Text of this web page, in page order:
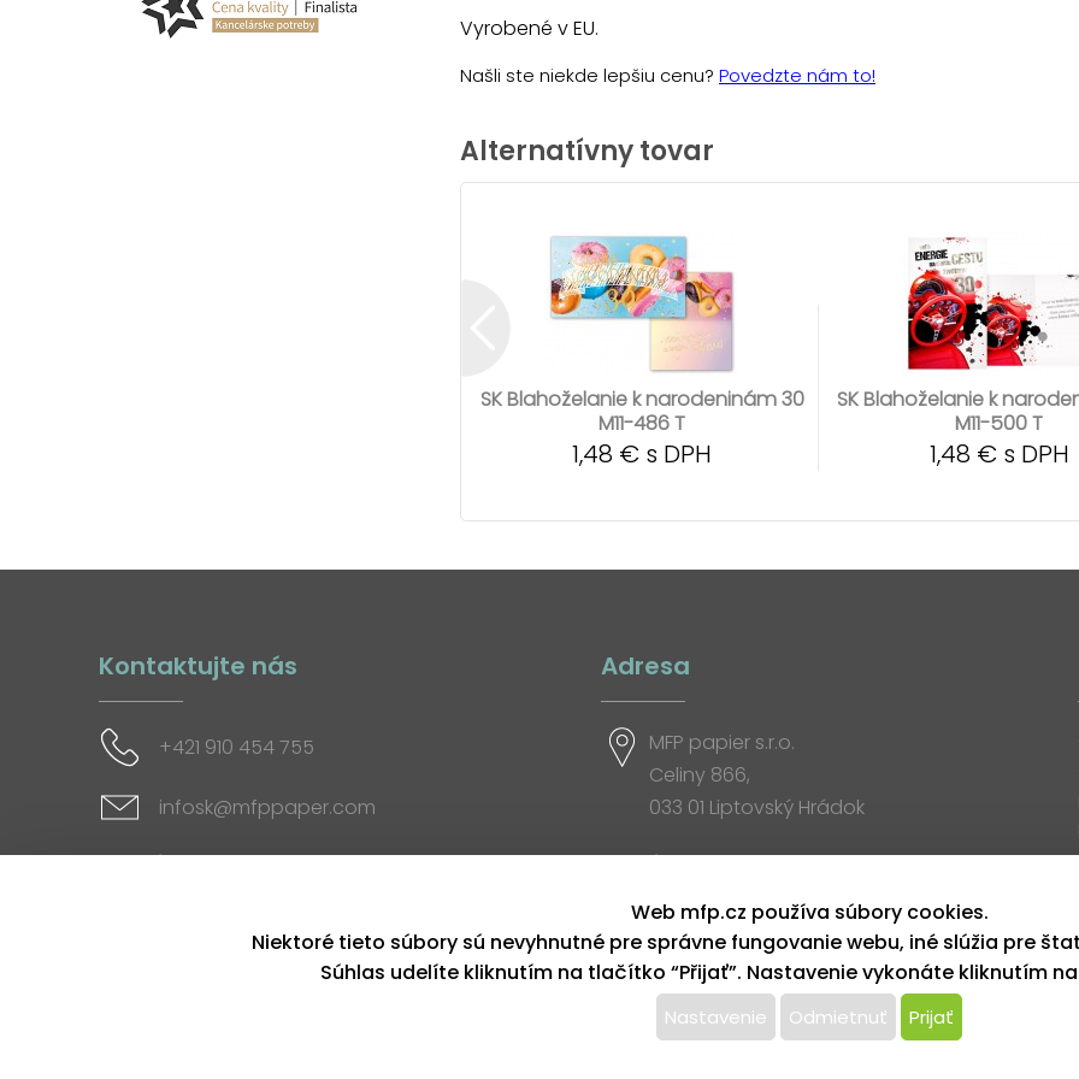
Vyrobené v EU.
Našli ste niekde lepšiu cenu? Povedzte nám to!
Alternatívny tovar
SK Blahoželanie k narodeninám 30
M11-486 T
1,48 € s DPH
SK Blahoželanie k
M11-500 T
1,48 € s DPH
Kontaktujte nás
+421 910 454 755
infosk@mfppaper.com
Sociálne siete
Adresa
MFP papier s.r.o.
Celiny 866,
033 01 Liptovský Hrádok
Otváracia doba
Web mfp.cz používa súbory cookies.
Niektoré tieto súbory sú nevyhnutné pre správne fungovanie webu, iné slúžia pre
Súhlas udelíte kliknutím na tlačítko “Přijať”. Nastavenie vykonáte kliknutím
Nastavenie Odmietnuť Prijať